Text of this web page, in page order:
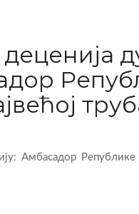
Амбасадор Републике